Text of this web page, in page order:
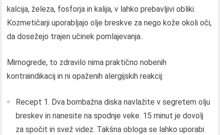
kalcija, železa, fosforja in kalija, v lahko prebavljivi obliki.
Kozmetičarji uporabljajo olje breskve za nego kože okoli oči,
da dosežejo trajen učinek pomlajevanja..
Mimogrede, to zdravilo nima praktično nobenih
kontraindikacij in ni opaženih alergijskih reakcij:
Recept 1. Dva bombažna diska navlažite v segretem olju
breskev in nanesite na spodnje veke. 15 minut je dovolj
za spočit in svež videz. Takšna obloga se lahko uporabi